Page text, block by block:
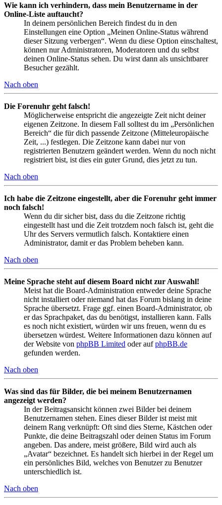
Wie kann ich verhindern, dass mein Benutzername in der
Online-Liste auftaucht?
In deinem persönlichen Bereich findest du in den
Einstellungen eine Option „Meinen Online-Status während
dieser Sitzung verbergen“. Wenn du diese Option einschaltest,
können nur Administratoren, Moderatoren und du selbst
deinen Online-Status sehen. Du wirst dann als unsichtbarer
Besucher gezählt.
Nach oben
Die Forenuhr geht falsch!
Möglicherweise entspricht die angezeigte Zeit nicht deiner
eigenen Zeitzone. In diesem Fall solltest du im „Persönlichen
Bereich“ die für dich passende Zeitzone (Mitteleuropäische
Zeit, ...) festlegen. Die Zeitzone kann dabei nur von
registrierten Benutzern geändert werden. Wenn du noch nicht
registriert bist, ist dies ein guter Grund, dies jetzt zu tun.
Nach oben
Ich habe die Zeitzone eingestellt, aber die Forenuhr geht immer
noch falsch!
Wenn du dir sicher bist, dass du die Zeitzone richtig
eingestellt hast und die Zeit trotzdem noch falsch ist, geht die
Uhr des Servers vermutlich falsch. Kontaktiere einen
Administrator, damit er das Problem beheben kann.
Nach oben
Meine Sprache steht auf diesem Board nicht zur Auswahl!
Meist hat die Board-Administration entweder deine Sprache
nicht installiert oder niemand hat das Forum bislang in deine
Sprache übersetzt. Frage ggf. einen Board-Administrator, ob
er das Sprachpaket, das du benötigst, installieren kann. Falls
es noch nicht existiert, würden wir uns freuen, wenn du es
übersetzen würdest. Weitere Informationen dazu können auf
der Website von phpBB Limited oder aufphpBB.de
gefunden werden.
Nach oben
Was sind das für Bilder, die bei meinem Benutzernamen
angezeigt werden?
In der Beitragsansicht können zwei Bilder bei deinem
Benutzernamen stehen. Eines dieser Bilder ist meist mit
deinem Rang verknüpft: Oft sind dies Sterne, Kästchen oder
Punkte, die deine Beitragszahl oder deinen Status im Forum
angeben. Das andere, meist größere, Bild wird auch als
„Avatar“ bezeichnet. Es handelt sich hierbei in der Regel um
ein persönliches Bild, welches von Benutzer zu Benutzer
unterschiedlich ist.
Nach oben